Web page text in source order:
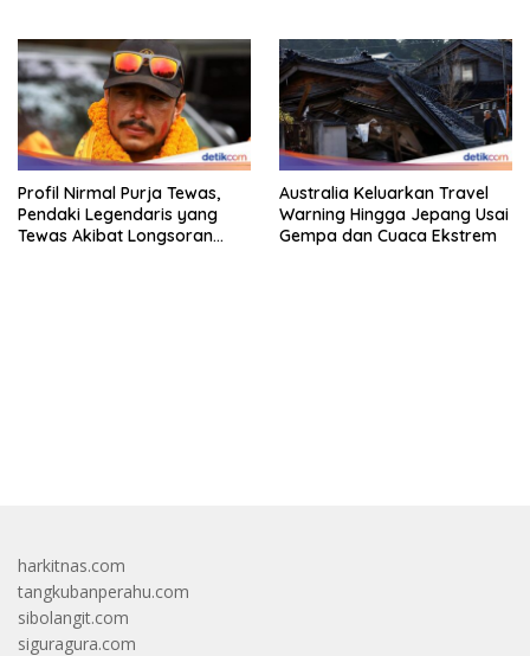
Profil Nirmal Purja Tewas,
Pendaki Legendaris yang
Tewas Akibat Longsoran
Australia Keluarkan Travel
Warning Hingga Jepang Usai
Gempa dan Cuaca Ekstrem
harkitnas.com
tangkubanperahu.com
sibolangit.com
siguragura.com